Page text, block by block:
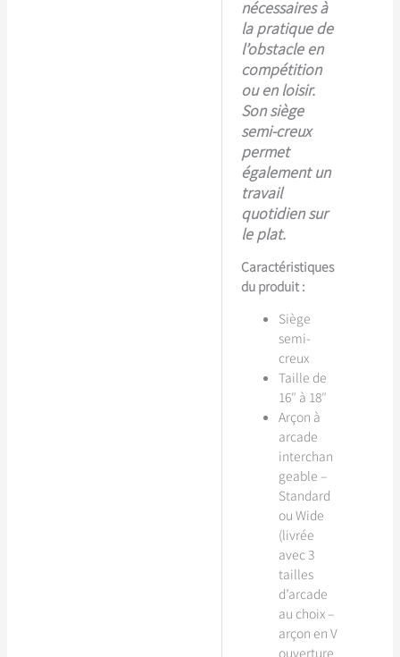
nécessaires à
la pratique de
l’obstacle en
compétition
ou en loisir.
Son siège
semi-creux
permet
également un
travail
quotidien sur
le plat.
Caractéristiques
du produit :
Siège
semi-
creux
Taille de
16″ à 18″
Arçon à
arcade
interchan
geable –
Standard
ou Wide
(livrée
avec 3
tailles
d’arcade
au choix –
arçon en V
ouverture